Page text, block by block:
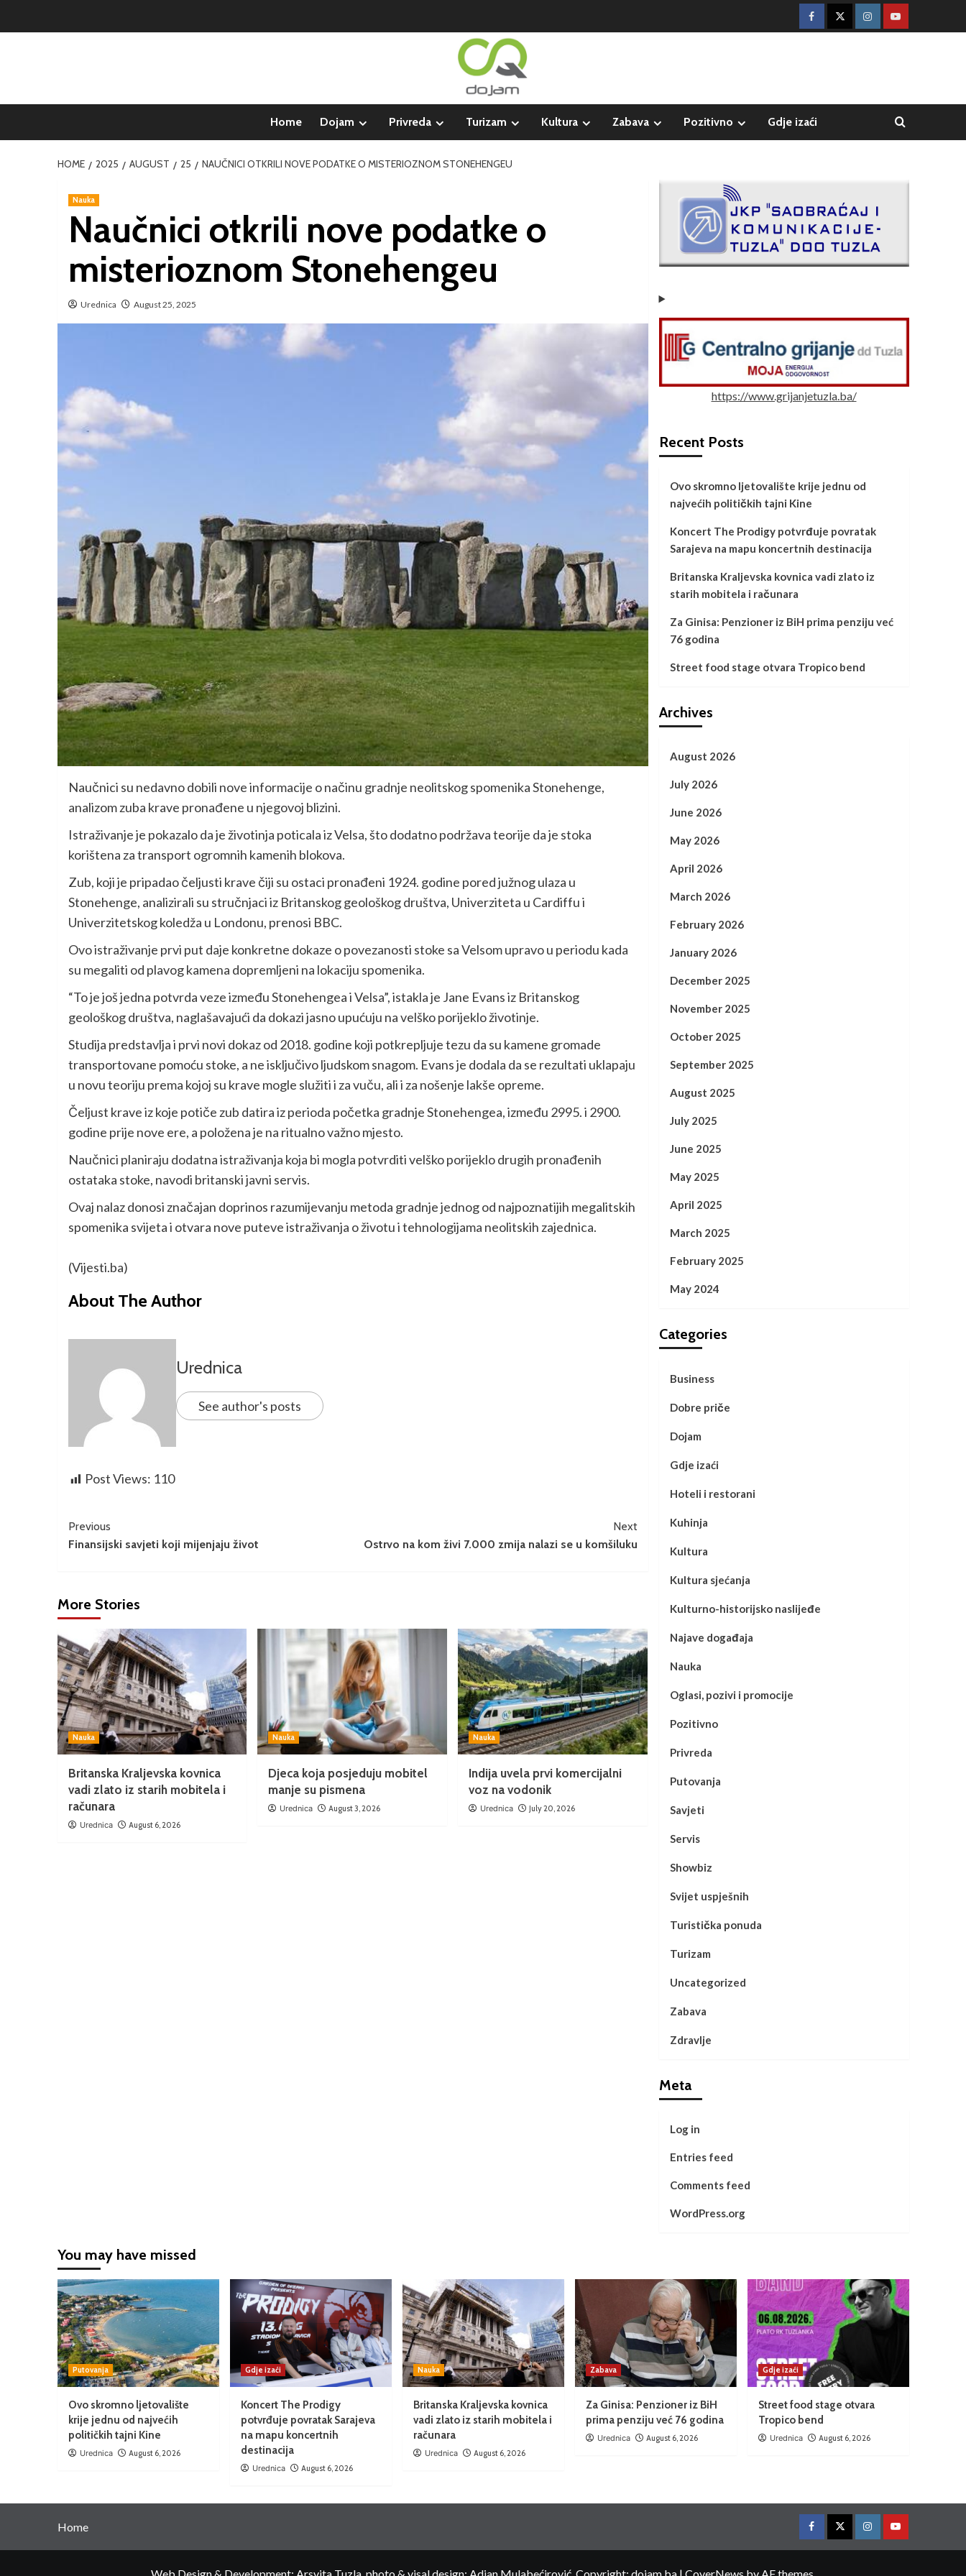
Home Dojam Privreda Turizam Kultura Zabava Pozitivno Gdje izaći
HOME 2025 AUGUST 25 NAUČNICI OTKRILI NOVE PODATKE O MISTERIOZNOM STONEHENGEU
Nauka
Naučnici otkrili nove podatke o
misterioznom Stonehengeu
Urednica August 25, 2025
Naučnici su nedavno dobili nove informacije o načinu gradnje neolitskog spomenika Stonehenge,
analizom zuba krave pronađene u njegovoj blizini.
Istraživanje je pokazalo da je životinja poticala iz Velsa, što dodatno podržava teorije da je stoka
korištena za transport ogromnih kamenih blokova.
Zub, koji je pripadao čeljusti krave čiji su ostaci pronađeni 1924. godine pored južnog ulaza u
Stonehenge, analizirali su stručnjaci iz Britanskog geološkog društva, Univerziteta u Cardiffu i
Univerzitetskog koledža u Londonu, prenosi BBC.
Ovo istraživanje prvi put daje konkretne dokaze o povezanosti stoke sa Velsom upravo u periodu kada
su megaliti od plavog kamena dopremljeni na lokaciju spomenika.
“To je još jedna potvrda veze između Stonehengea i Velsa”, istakla je Jane Evans iz Britanskog
geološkog društva, naglašavajući da dokazi jasno upućuju na velško porijeklo životinje.
Studija predstavlja i prvi novi dokaz od 2018. godine koji potkrepljuje tezu da su kamene gromade
transportovane pomoću stoke, a ne isključivo ljudskom snagom. Evans je dodala da se rezultati uklapaju
u novu teoriju prema kojoj su krave mogle služiti i za vuču, ali i za nošenje lakše opreme.
Čeljust krave iz koje potiče zub datira iz perioda početka gradnje Stonehengea, između 2995. i 2900.
godine prije nove ere, a položena je na ritualno važno mjesto.
Naučnici planiraju dodatna istraživanja koja bi mogla potvrditi velško porijeklo drugih pronađenih
ostataka stoke, navodi britanski javni servis.
Ovaj nalaz donosi značajan doprinos razumijevanju metoda gradnje jednog od najpoznatijih megalitskih
spomenika svijeta i otvara nove puteve istraživanja o životu i tehnologijama neolitskih zajednica.
(Vijesti.ba)
About The Author
Urednica
See author's posts
Post Views: 110
Previous
Finansijski savjeti koji mijenjaju život
Next
Ostrvo na kom živi 7.000 zmija nalazi se u komšiluku
More Stories
Nauka
Britanska Kraljevska kovnica
vadi zlato iz starih mobitela i
računara
Urednica August 6, 2026
Nauka
Djeca koja posjeduju mobitel
manje su pismena
Urednica August 3, 2026
Nauka
Indija uvela prvi komercijalni
voz na vodonik
Urednica July 20, 2026
https://www.grijanjetuzla.ba/
Recent Posts
Ovo skromno ljetovalište krije jednu od
najvećih političkih tajni Kine
Koncert The Prodigy potvrđuje povratak
Sarajeva na mapu koncertnih destinacija
Britanska Kraljevska kovnica vadi zlato iz
starih mobitela i računara
Za Ginisa: Penzioner iz BiH prima penziju već
76 godina
Street food stage otvara Tropico bend
Archives
August 2026
July 2026
June 2026
May 2026
April 2026
March 2026
February 2026
January 2026
December 2025
November 2025
October 2025
September 2025
August 2025
July 2025
June 2025
May 2025
April 2025
March 2025
February 2025
May 2024
Categories
Business
Dobre priče
Dojam
Gdje izaći
Hoteli i restorani
Kuhinja
Kultura
Kultura sjećanja
Kulturno-historijsko naslijeđe
Najave događaja
Nauka
Oglasi, pozivi i promocije
Pozitivno
Privreda
Putovanja
Savjeti
Servis
Showbiz
Svijet uspješnih
Turistička ponuda
Turizam
Uncategorized
Zabava
Zdravlje
Meta
Log in
Entries feed
Comments feed
WordPress.org
You may have missed
Putovanja
Ovo skromno ljetovalište
krije jednu od najvećih
političkih tajni Kine
Urednica August 6, 2026
Gdje izaći
Koncert The Prodigy
potvrđuje povratak Sarajeva
na mapu koncertnih
destinacija
Urednica August 6, 2026
Nauka
Britanska Kraljevska kovnica
vadi zlato iz starih mobitela i
računara
Urednica August 6, 2026
Zabava
Za Ginisa: Penzioner iz BiH
prima penziju već 76 godina
Urednica August 6, 2026
Gdje izaći
Street food stage otvara
Tropico bend
Urednica August 6, 2026
Home